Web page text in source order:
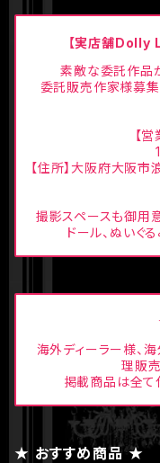
【実店舗Dolly
素敵な委託作品
委託販売作家様募集
【
【住所】大阪府大阪
撮影スペースも御用
ドール、ぬいぐ
海外ディーラー様、
理販
掲載商品は全て
★ おすすめ商品 ★